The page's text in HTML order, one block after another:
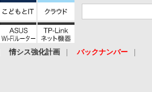
情シス強化計画
バックナンバー